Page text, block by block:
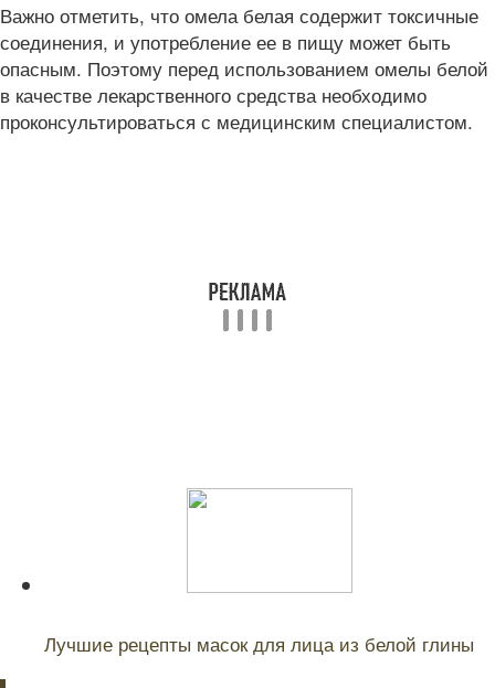
Важно отметить, что омела белая содержит токсичные
соединения, и употребление ее в пищу может быть
опасным. Поэтому перед использованием омелы белой
в качестве лекарственного средства необходимо
проконсультироваться с медицинским специалистом.
Лучшие рецепты масок для лица из белой глины